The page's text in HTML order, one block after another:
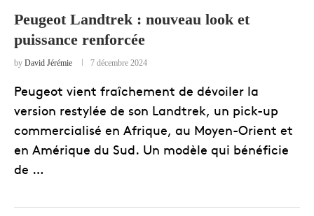
Peugeot Landtrek : nouveau look et
puissance renforcée
by David Jérémie 7 décembre 2024
Peugeot vient fraîchement de dévoiler la
version restylée de son Landtrek, un pick-up
commercialisé en Afrique, au Moyen-Orient et
en Amérique du Sud. Un modèle qui bénéficie
de …